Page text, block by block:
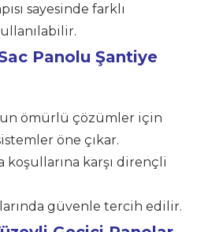
sayesinde farklı
Panolu Şantiye
ömürlü çözümler için
öne çıkar.
koşullarına karşı dirençli
güvenle tercih edilir.